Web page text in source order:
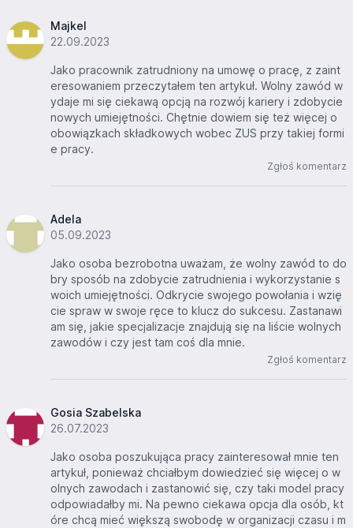
Majkel
22.09.2023
Jako pracownik zatrudniony na umowę o pracę, z zaint
eresowaniem przeczytałem ten artykuł. Wolny zawód w
ydaje mi się ciekawą opcją na rozwój kariery i zdobycie
nowych umiejętności. Chętnie dowiem się też więcej o
obowiązkach składkowych wobec ZUS przy takiej formi
e pracy.
Zgłoś komentarz
Adela
05.09.2023
Jako osoba bezrobotna uważam, że wolny zawód to do
bry sposób na zdobycie zatrudnienia i wykorzystanie s
woich umiejętności. Odkrycie swojego powołania i wzię
cie spraw w swoje ręce to klucz do sukcesu. Zastanawi
am się, jakie specjalizacje znajdują się na liście wolnych
zawodów i czy jest tam coś dla mnie.
Zgłoś komentarz
Gosia Szabelska
26.07.2023
Jako osoba poszukująca pracy zainteresował mnie ten
artykuł, ponieważ chciałbym dowiedzieć się więcej o w
olnych zawodach i zastanowić się, czy taki model pracy
odpowiadałby mi. Na pewno ciekawa opcja dla osób, kt
óre chcą mieć większą swobodę w organizacji czasu i m